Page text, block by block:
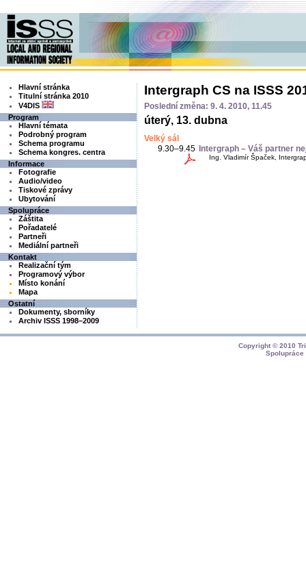
Hlavní stránka
Titulní stránka 2010
V4DIS
Program
Hlavní témata
Podrobný program
Schema programu
Schema kongres. centra
Informace
Fotografie
Audio/video
Tiskové zprávy
Ubytování
Spolupráce
Záštita
Pořadatelé
Partneři
Mediální partneři
Kontakt
Realizační tým
Programový výbor
Místo konání
Mapa
Ostatní
Dokumenty, sborníky
Archiv ISSS 1998–2009
Intergraph CS na ISSS
Poslední změna: 9. 4. 2010, 11.45
úterý, 13. dubna
Velký sál
9.30–9.45 Intergraph – Váš partner
Ing. Vladimír Špaček,
Copyright © 2010